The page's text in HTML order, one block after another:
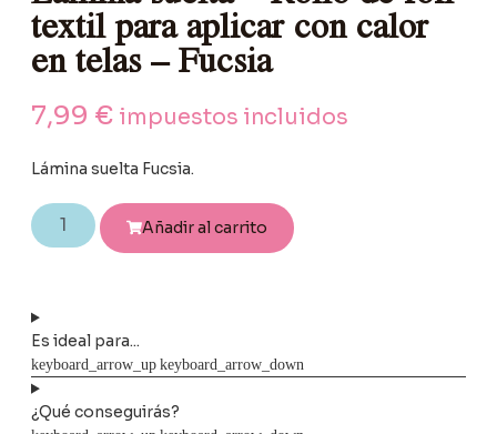
textil para aplicar con calor
en telas – Fucsia
7,99 € impuestos incluidos
Lámina suelta Fucsia.
Añadir al carrito
Es ideal para...
¿Qué conseguirás?